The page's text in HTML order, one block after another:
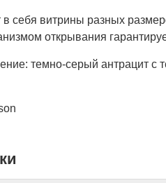
себя витрины разных
открывания
темно-серый антрацит с